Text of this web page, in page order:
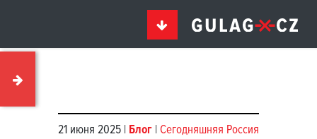
21 июня 2025 | Блог | Сегодняшняя Россия